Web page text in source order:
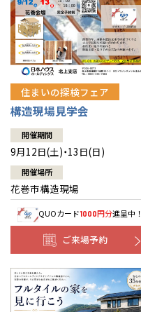
住まいの探検フェア
構造現場見学会
開催期間
9月12日(土)・13日(日)
開催場所
花巻市構造現場
QUOカード1000円分進呈中！
ご来場予約